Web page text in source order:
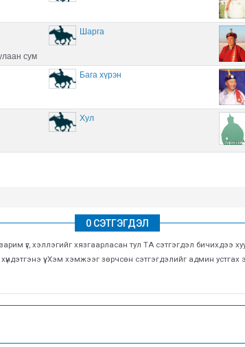
сум
Шарга
Бага хүрэн
Хул
0 СЭТГЭГДЭЛ
үг, хэллэгийг хязгаарласан тул ТА сэтгэгдэл бичихдээ
үү. Хэм хэмжээг зөрчсөн сэтгэгдэлийг админ устгах